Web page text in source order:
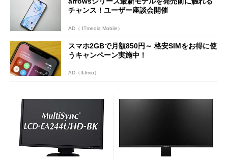
チャンス！ユーザー座談会開催
AD（ ITmedia Mobile）
スマホ2GBで月額850円～ 格安SIMをお得に使
うキャンペーン実施中！
AD（IIJmio）